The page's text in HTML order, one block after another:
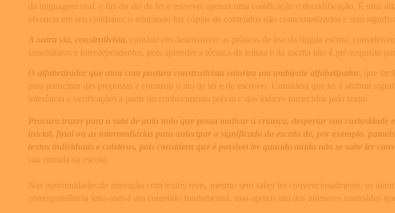
da linguagem oral, e faz do ato de ler e escrever apenas uma codificação e decodificação. É uma
vivencia em seu cotidiano: o educando faz cópias de conteúdos não contextualizados e sem
A outra via, construtivista, consiste em desenvolver as práticas de uso da língua escrita,
simultâneos e interdependentes, pois aprender a técnica da leitura e da escrita não é pré-requisito
O alfabetizador que atua com postura construtivista valoriza um ambiente alfabetizador, que
para participar das propostas e construir o ato de ler e de escrever. Considera que ler é atribuir
inferência e verificação) a partir do conhecimento prévio e dos índices fornecidos pelo texto.
Procura trazer para a sala de aula tudo que possa motivar a criança, despertar sua
inicial, final ou as intermediárias para antecipar o significado da escrita de, por exemplo,
textos individuais e coletivos, pois considera que é possível ler quando ainda não se sabe ler
sua entrada na escola.
Nas oportunidades de interação com textos reais, mesmo sem saber ler convencionalmente, os
correspondência letra-som é um conteúdo fundamental, mas apenas um dos inúmeros conteúdos